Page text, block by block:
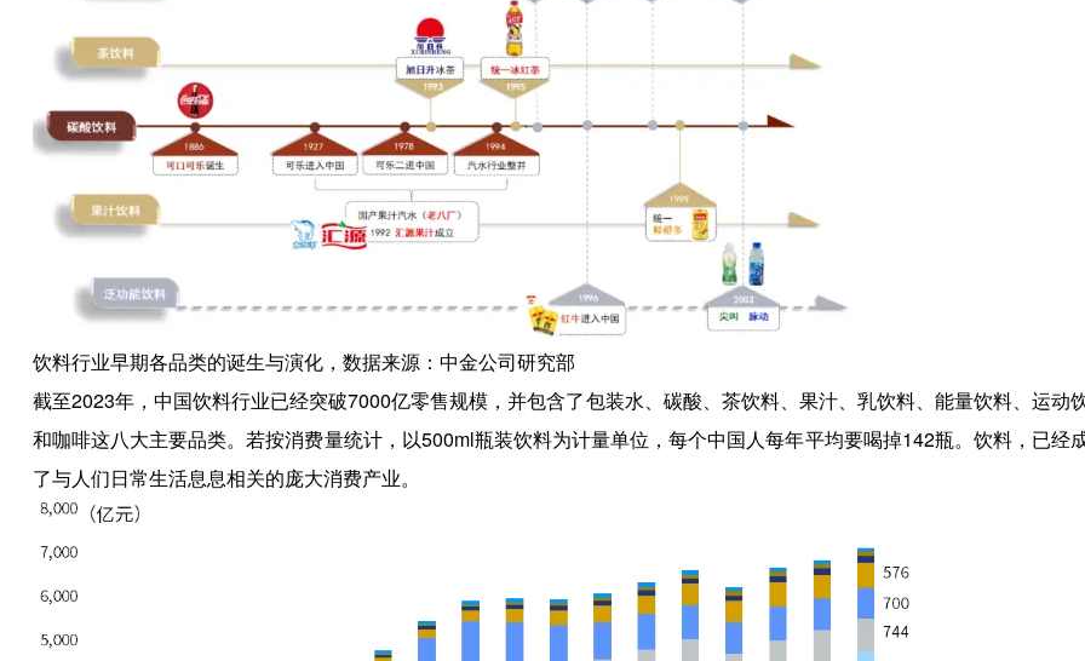
饮料行业早期各品类的诞生与演化，数据来源：中金公司研究部
截至2023年，中国饮料行业已经突破7000亿零售规模，并包含了包装水、碳酸、茶饮料、果汁、乳饮料、能量饮料、运动
和咖啡这八大主要品类。若按消费量统计，以500ml瓶装饮料为计量单位，每个中国人每年平均要喝掉142瓶。饮料，已经
了与人们日常生活息息相关的庞大消费产业。